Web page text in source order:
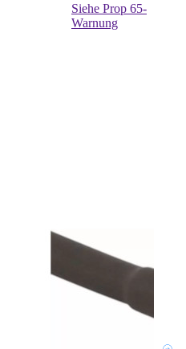
Siehe Prop 65-
Warnung